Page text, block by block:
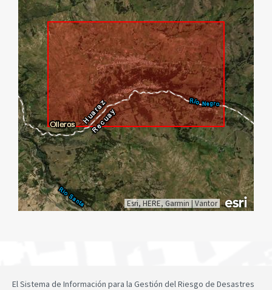
Esri, HERE, Garmin |Vantor
El Sistema de Información para la Gestión del Riesgo de Desastres